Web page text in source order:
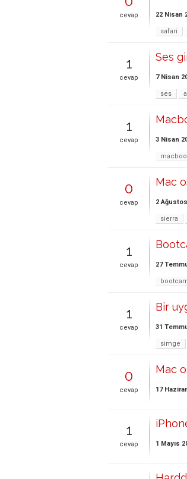
cevap 22 Nisan
safari
1
cevap
Ses
7 Nisan
ses
1
cevap 3 Nisan
0
cevap
Mac
2
sierra
1
cevap 27
1
cevap
Bir
31
simge
0
cevap
Mac
17
1
cevap 1 Mayıs